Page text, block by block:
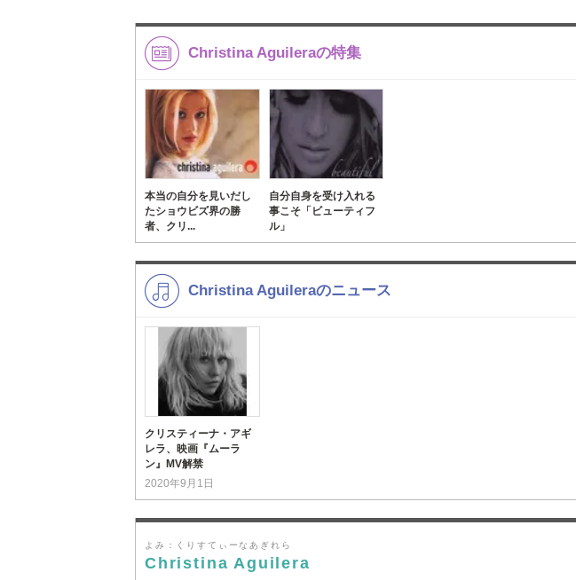
Christina Aguileraの特集
本当の自分を見いだし
たショウビズ界の勝
者、クリ...
自分自身を受け入れる
事こそ「ビューティフ
ル」
Christina Aguileraのニュース
クリスティーナ・アギ
レラ、映画『ムーラ
ン』MV解禁
2020年9月1日
よみ：くりすてぃーなあぎれら
Christina Aguilera